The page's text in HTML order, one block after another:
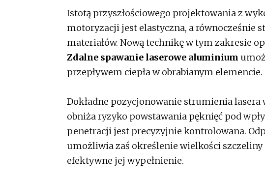
Istotą przyszłościowego projektowania z
motoryzacji jest elastyczna, a równocześnie
materiałów. Nową technikę w tym zakresie
Zdalne spawanie laserowe aluminium
przepływem ciepła w obrabianym elemencie.
Dokładne pozycjonowanie strumienia
obniża ryzyko powstawania pęknięć pod
penetracji jest precyzyjnie kontrolowana.
umożliwia zaś określenie wielkości szczeliny
efektywne jej wypełnienie.